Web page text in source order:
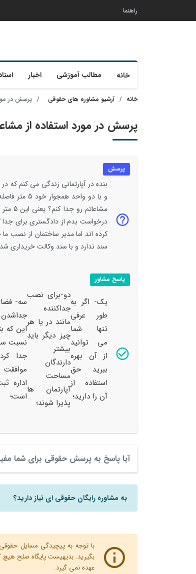
راهنما
خانه مطالب آموزشی اخبار
خانه آرشیو مشاوره های حقوقی پرسش در
پرسش در مورد استفاده از
پرسش
و با دو
درخواست بدم از دادگستری برای
کرده اند اما مدیر ساختمان از نصب
سند ندارد و با سند وکالت خریداری
پاسخ مشاور
یک- اگر به
طور عرفی
تنها شما
می توانید
از آن بهره
ببرید حق
استفاده از
آن را دارید؛
دو-برای نصب
جداکننده
مانند در یا هر
چیز دیگر باید
بیشتر
دارندگان
مساحت
آپارتمان ها
پذیرا شوند؛
سه-
این که
نسبت
جدا
اداره
است؛
آیا پاسخ به پرسش حقوقی برای شما
به مشاوره رایگان حقوقی ای نیاز دارید؟
با توجه به پیچیدگی مسایل
بگیرید. بدیهیست پایگاه صلح هیچ
عهده نمی گیرد.